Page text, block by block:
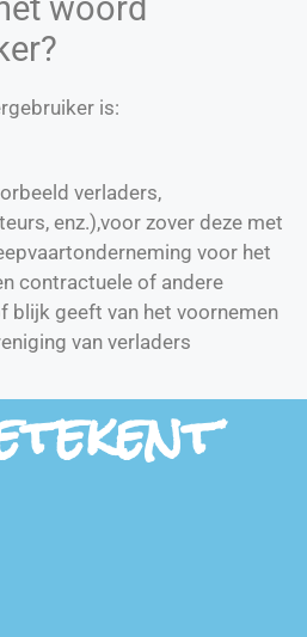
woord
is:
verladers,
enz.),voor zover deze met
voor het
contractuele of andere
blijk geeft van het voornemen
van verladers